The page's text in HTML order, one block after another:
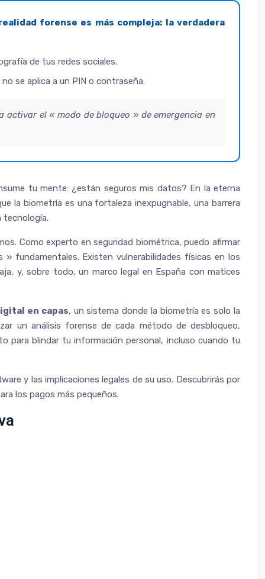
forense es más compleja: la verdadera
de tus redes sociales.
se aplica a un PIN o contraseña.
el « modo de bloqueo » de emergencia en
tu mente: ¿están seguros mis datos? En la eterna
la biometría es una fortaleza inexpugnable, una barrera
tecnología.
Como experto en seguridad biométrica, puedo afirmar
fundamentales. Existen vulnerabilidades físicas en los
y, sobre todo, un marco legal en España con matices
en capas, un sistema donde la biometría es solo la
un análisis forense de cada método de desbloqueo,
para blindar tu información personal, incluso cuando tu
y las implicaciones legales de su uso. Descubrirás por
los pagos más pequeños.